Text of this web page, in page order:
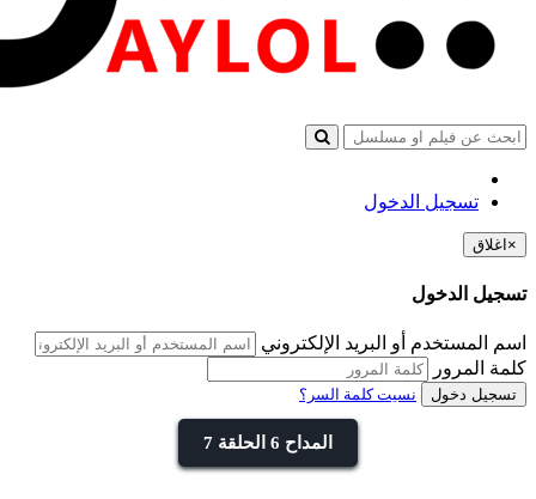
تسجيل الدخول
× اغلاق
تسجيل الدخول
اسم المستخدم أو البريد الإلكتروني
كلمة المرور
تسجيل دخول نسيت كلمة السر؟
المداح 6 الحلقة 7